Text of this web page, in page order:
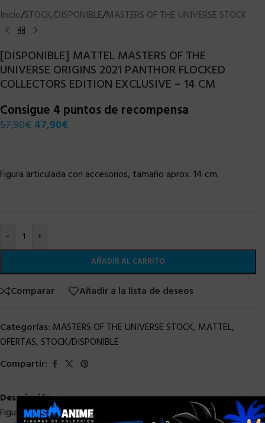
Inicio/STOCK/DISPONIBLE/MASTERS OF THE UNIVERSE STOCK
[DISPONIBLE] MATTEL MASTERS OF THE
UNIVERSE ORIGINS 2021 PANTHOR FLOCKED
COLLECTORS EDITION EXCLUSIVE – 14 CM
Consigue 4 puntos de recompensa
57,90€ 47,90€
Figura articulada con accesorios, tamaño aprox. 14 cm.
- +
AÑADIR AL CARRITO
Comparar Añadir a la lista de deseos
Categorías: MASTERS OF THE UNIVERSE STOCK, MATTEL,
OFERTAS, STOCK/DISPONIBLE
Compartir:
Descripción
Figura articulada con accesorios, tamaño aprox. 14 cm.
×